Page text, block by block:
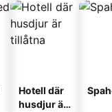
Hotell där
husdjur är